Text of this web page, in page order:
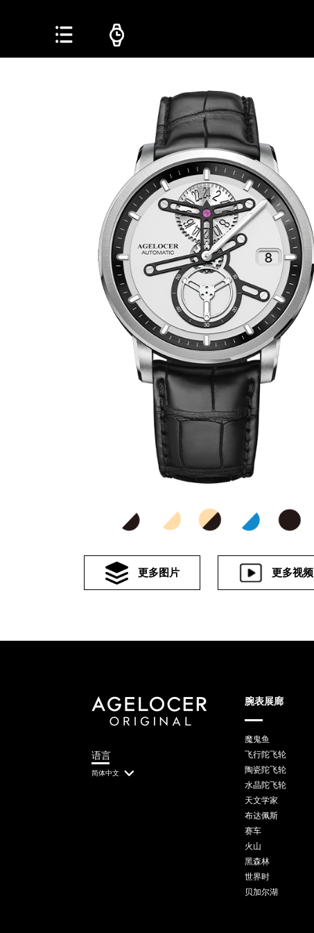
更多图片 更多视频
语言
简体中文
腕表展廊
魔鬼鱼
飞行陀飞轮
陶瓷陀飞轮
水晶陀飞轮
天文学家
布达佩斯
赛车
火山
黑森林
世界时
贝加尔湖